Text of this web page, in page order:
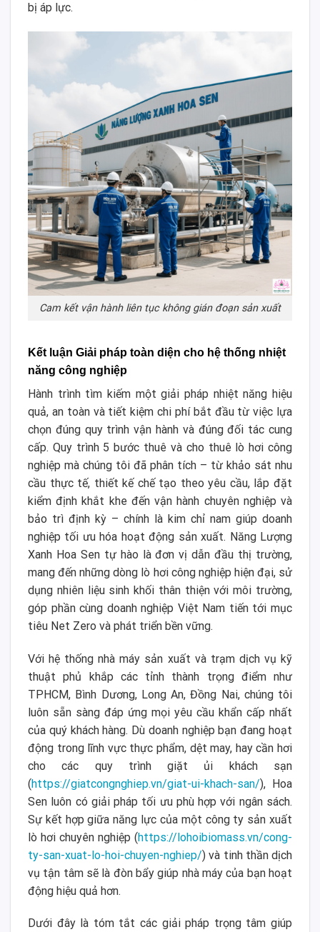
bị áp lực.
Cam kết vận hành liên tục không gián đoạn sản xuất
Kết luận Giải pháp toàn diện cho hệ thống nhiệt
năng công nghiệp
Hành trình tìm kiếm một giải pháp nhiệt năng hiệu
quả, an toàn và tiết kiệm chi phí bắt đầu từ việc lựa
chọn đúng quy trình vận hành và đúng đối tác cung
cấp. Quy trình 5 bước thuê và cho thuê lò hơi công
nghiệp mà chúng tôi đã phân tích – từ khảo sát nhu
cầu thực tế, thiết kế chế tạo theo yêu cầu, lắp đặt
kiểm định khắt khe đến vận hành chuyên nghiệp và
bảo trì định kỳ – chính là kim chỉ nam giúp doanh
nghiệp tối ưu hóa hoạt động sản xuất. Năng Lượng
Xanh Hoa Sen tự hào là đơn vị dẫn đầu thị trường,
mang đến những dòng lò hơi công nghiệp hiện đại, sử
dụng nhiên liệu sinh khối thân thiện với môi trường,
góp phần cùng doanh nghiệp Việt Nam tiến tới mục
tiêu Net Zero và phát triển bền vững.
Với hệ thống nhà máy sản xuất và trạm dịch vụ kỹ
thuật phủ khắp các tỉnh thành trọng điểm như
TPHCM, Bình Dương, Long An, Đồng Nai, chúng tôi
luôn sẵn sàng đáp ứng mọi yêu cầu khẩn cấp nhất
của quý khách hàng. Dù doanh nghiệp bạn đang hoạt
động trong lĩnh vực thực phẩm, dệt may, hay cần hơi
cho các quy trình giặt ủi khách sạn
(https://giatcongnghiep.vn/giat-ui-khach-san/), Hoa
Sen luôn có giải pháp tối ưu phù hợp với ngân sách.
Sự kết hợp giữa năng lực của một công ty sản xuất
lò hơi chuyên nghiệp (https://lohoibiomass.vn/cong-
ty-san-xuat-lo-hoi-chuyen-nghiep/) và tinh thần dịch
vụ tận tâm sẽ là đòn bẩy giúp nhà máy của bạn hoạt
động hiệu quả hơn.
Dưới đây là tóm tắt các giải pháp trọng tâm giúp